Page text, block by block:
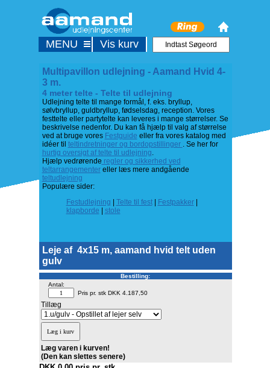
Multipavillon udlejning - Aamand Hvid 4-
3 m.
4 meter telte - Telte til udlejning
Udlejning telte til mange formål, f. eks. bryllup,
sølvbryllup, guldbryllup, fødselsdag, reception. Vores
festtelte eller partytelte kan leveres i mange størrelser. Se
beskrivelse nedenfor. Du kan få hjælp til valg af størrelse
ved at bruge vores Festguide eller fra vores katalog med
idéer til teltindretninger og bordopstillinger . Se her for
hurtig oversigt af telte til udlejning.
Hjælp vedrørende regler og sikkerhed ved
teltarrangementereller læs mere andgående
teltudlejning
Populære sider:
Festudlejning
Telte til fest| Festpakker|
klapborde
stole
Leje af 4x15 m, aamand hvid telt uden
gulv
Bestilling:
Antal:
Pris pr. stk DKK 4.187,50
Tillæg
Læg varen i kurven!
(Den kan slettes senere)
MENU Vis kurv